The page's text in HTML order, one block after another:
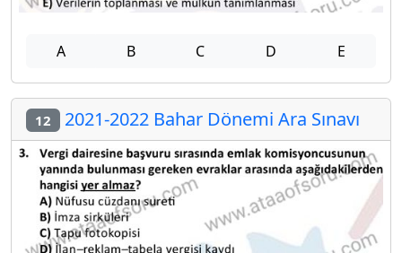
A B C D E
12 2021-2022 Bahar Dönemi Ara Sınavı